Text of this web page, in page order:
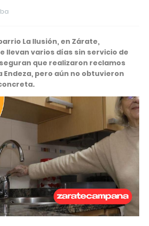
La Ilusión, en Zárate,
llevan varios días sin servicio de
que realizaron reclamos
Endeza, pero aún no obtuvieron